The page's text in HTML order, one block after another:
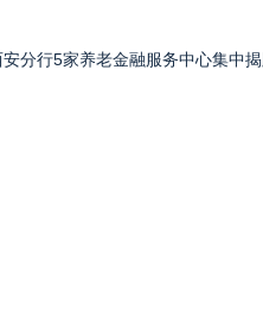
分行5家养老金融服务中心集中